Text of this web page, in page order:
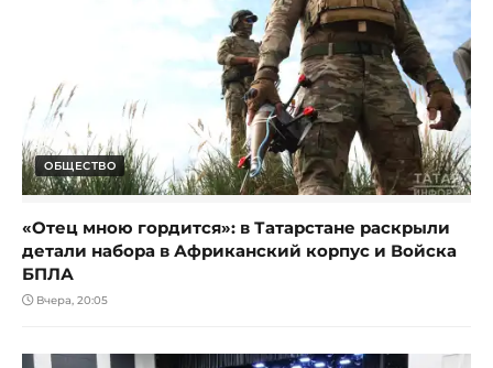
ОБЩЕСТВО
«Отец мною гордится»: в Татарстане раскрыли
детали набора в Африканский корпус и Войска
БПЛА
Вчера, 20:05